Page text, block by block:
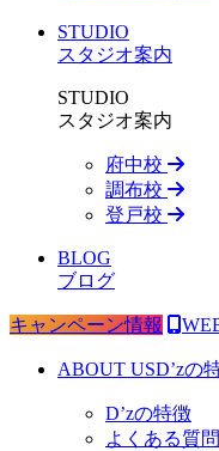
STUDIO
スタジオ案内
STUDIO
スタジオ案内
府中校
調布校
登戸校
BLOG
ブログ
キャンペーン情報
ABOUT USD’zの
D’zの特徴
よくある質問